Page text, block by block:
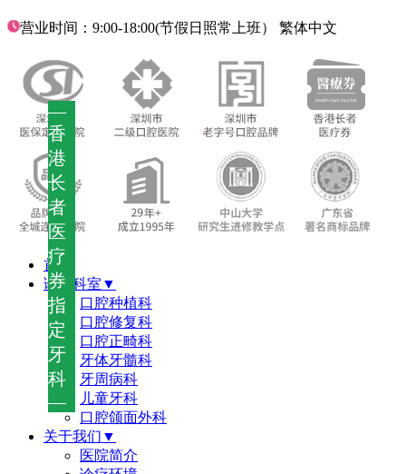
—
香
港
长
者
医
疗
券
指
定
牙
科
—
营业时间：9:00-18:00(节假日照常上班） 繁体中文
首页
诊疗科室▼
口腔种植科
口腔修复科
口腔正畸科
牙体牙髓科
牙周病科
儿童牙科
口腔颌面外科
关于我们▼
医院简介